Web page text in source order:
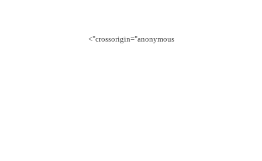
crossorigin="anonymous">